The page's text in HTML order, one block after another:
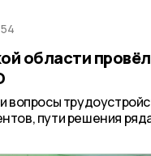
области
вопросы
пути решения